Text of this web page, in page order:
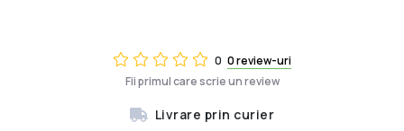
0 0 review-uri
Fii primul care scrie un review
Livrare prin curier